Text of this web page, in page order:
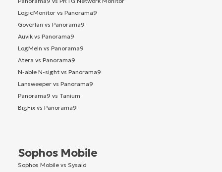
LogicMonitor vs Panorama9
Goverlan vs Panorama9
Auvik vs Panorama9
LogMeIn vs Panorama9
Atera vs Panorama9
N-able N-sight vs Panorama9
Lansweeper vs Panorama9
Panorama9 vs Tanium
BigFix vs Panorama9
Sophos Mobile
Sophos Mobile vs Sysaid